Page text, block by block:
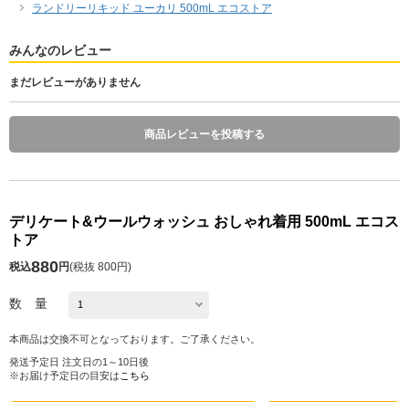
ランドリーリキッド ユーカリ 500mL エコストア
みんなのレビュー
まだレビューがありません
商品レビューを投稿する
デリケート&ウールウォッシュ おしゃれ着用 500mL エコス
トア
税込880円(税抜 800円)
数 量
本商品は交換不可となっております。ご了承ください。
発送予定日 注文日の1～10日後
※お届け予定日の目安は こちら